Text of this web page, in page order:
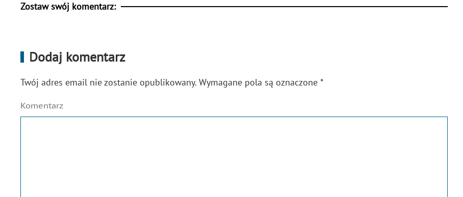
Zostaw swój komentarz:
Dodaj komentarz
Twój adres email nie zostanie opublikowany. Wymagane pola są oznaczone *
Komentarz